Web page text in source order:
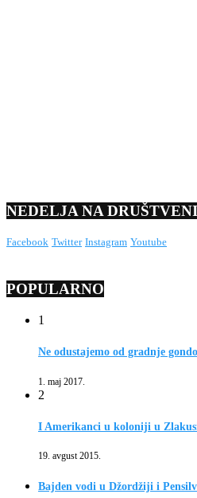
NEDELJA NA
Facebook Twitter Instagram Youtube
POPULARNO
1
Ne odustajemo od gradnje
1. maj 2017.
2
I Amerikanci u koloniji u
19. avgust 2015.
Bajden vodi u Džordžiji i